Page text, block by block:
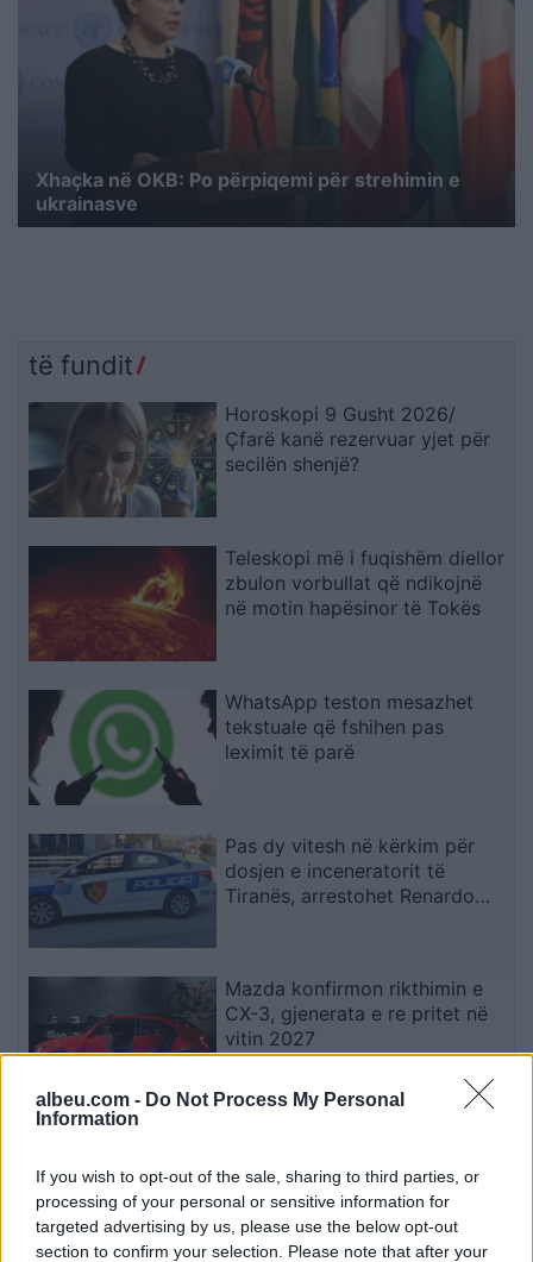
albeu.com - Do Not Process My Personal
Information
If you wish to opt-out of the sale, sharing to third parties, or
processing of your personal or sensitive information for
targeted advertising by us, please use the below opt-out
section to confirm your selection. Please note that after your
Xhaçka në OKB: Po përpiqemi për strehimin e
ukrainasve
të fundit
Horoskopi 9 Gusht 2026/
Çfarë kanë rezervuar yjet për
secilën shenjë?
Teleskopi më i fuqishëm diellor
zbulon vorbullat që ndikojnë
në motin hapësinor të Tokës
WhatsApp teston mesazhet
tekstuale që fshihen pas
leximit të parë
Pas dy vitesh në kërkim për
dosjen e inceneratorit të
Tiranës, arrestohet Renardo
Mazda konfirmon rikthimin e
CX-3, gjenerata e re pritet në
vitin 2027
do të ishte kështu